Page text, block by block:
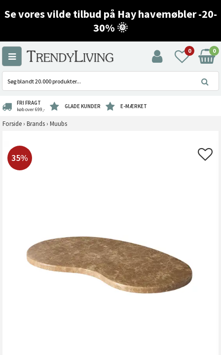
Se vores vilde tilbud på Hay havemøbler -20-
30% 🌞
0 0
FRI FRAGT
køb over 699,- GLADE KUNDER E-MÆRKET
Forside › Brands › Muubs
35%